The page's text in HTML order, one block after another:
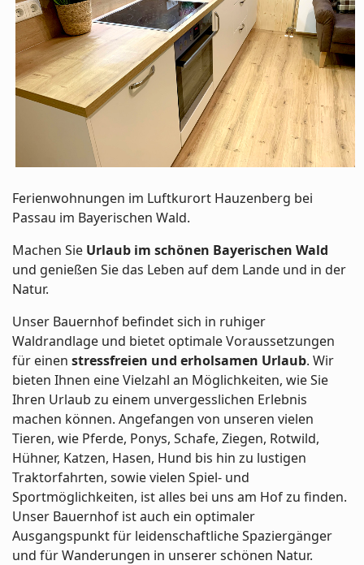
Ferienwohnungen im Luftkurort Hauzenberg bei
Passau im Bayerischen Wald.
Machen Sie Urlaub im schönen Bayerischen Wald
und genießen Sie das Leben auf dem Lande und in der
Natur.
Unser Bauernhof befindet sich in ruhiger
Waldrandlage und bietet optimale Voraussetzungen
für einen stressfreien und erholsamen Urlaub. Wir
bieten Ihnen eine Vielzahl an Möglichkeiten, wie Sie
Ihren Urlaub zu einem unvergesslichen Erlebnis
machen können. Angefangen von unseren vielen
Tieren, wie Pferde, Ponys, Schafe, Ziegen, Rotwild,
Hühner, Katzen, Hasen, Hund bis hin zu lustigen
Traktorfahrten, sowie vielen Spiel- und
Sportmöglichkeiten, ist alles bei uns am Hof zu finden.
Unser Bauernhof ist auch ein optimaler
Ausgangspunkt für leidenschaftliche Spaziergänger
und für Wanderungen in unserer schönen Natur.